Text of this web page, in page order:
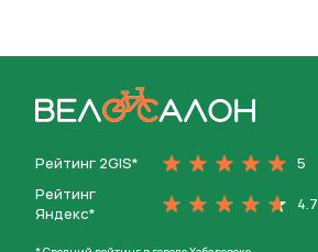
Рейтинг 2GIS*
5
Рейтинг
Яндекс*
4.7